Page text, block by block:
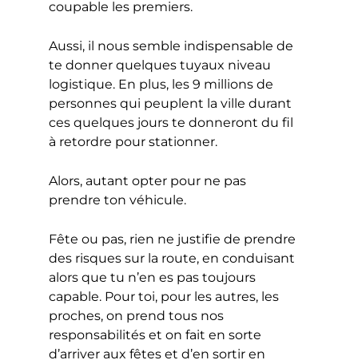
coupable les premiers.
Aussi, il nous semble indispensable de
te donner quelques tuyaux niveau
logistique. En plus, les 9 millions de
personnes qui peuplent la ville durant
ces quelques jours te donneront du fil
à retordre pour stationner.
Alors, autant opter pour ne pas
prendre ton véhicule.
Fête ou pas, rien ne justifie de prendre
des risques sur la route, en conduisant
alors que tu n’en es pas toujours
capable. Pour toi, pour les autres, les
proches, on prend tous nos
responsabilités et on fait en sorte
d’arriver aux fêtes et d’en sortir en